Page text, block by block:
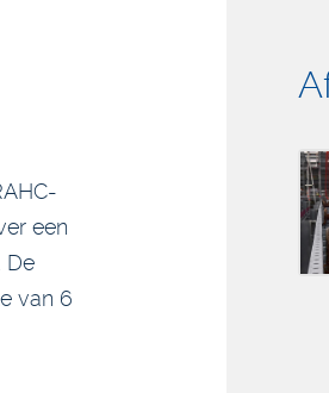
een
De
van 6